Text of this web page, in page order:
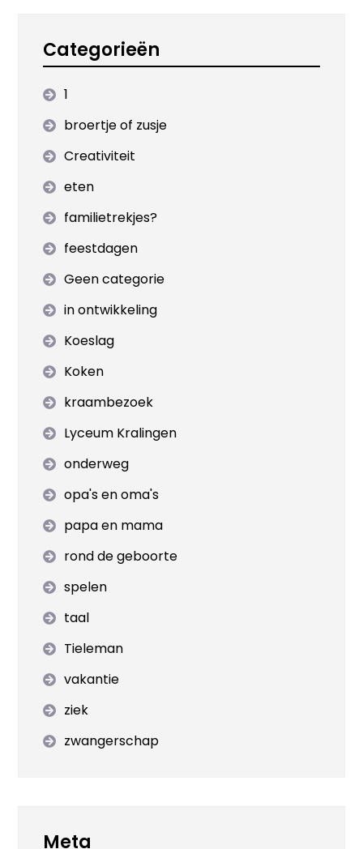
Categorieën
1
broertje of zusje
Creativiteit
eten
familietrekjes?
feestdagen
Geen categorie
in ontwikkeling
Koeslag
Koken
kraambezoek
Lyceum Kralingen
onderweg
opa's en oma's
papa en mama
rond de geboorte
spelen
taal
Tieleman
vakantie
ziek
zwangerschap
Meta